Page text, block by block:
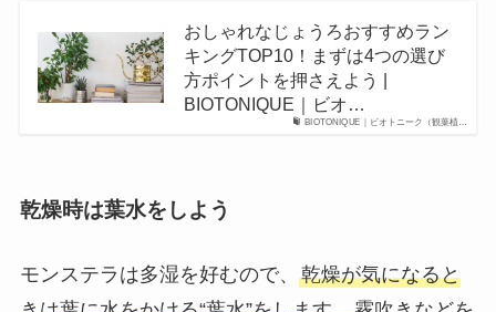
BIOTONIQUE｜ビオトニーク（観葉植…
おしゃれなじょうろおすすめラン
キングTOP10！まずは4つの選び
方ポイントを押さえよう |
BIOTONIQUE｜ビオ…
乾燥時は葉水をしよう
モンステラは多湿を好むので、 乾燥が気になると